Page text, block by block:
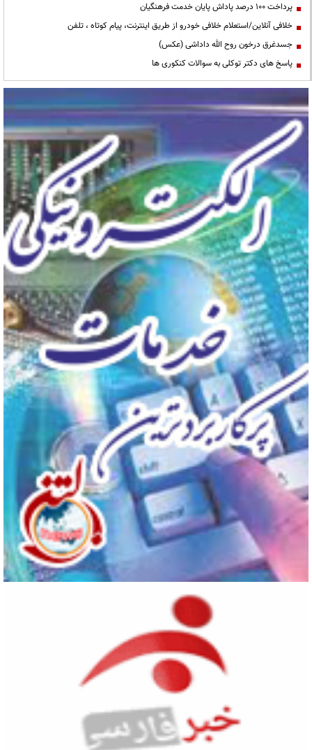
پرداخت ۱۰۰ درصد پاداش پایان خدمت فرهنگیان
خلافی آنلاین/استعلام خلافی خودرو از طریق اینترنت، پیام کوتاه ، تلفن
جسدغرق درخون روح الله داداشی (عکس)
پاسخ های دکتر توکلی به سوالات کنکوری ها